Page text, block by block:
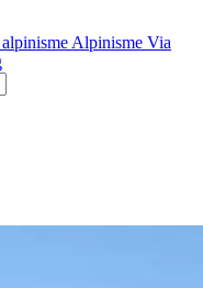
Alpinisme Via